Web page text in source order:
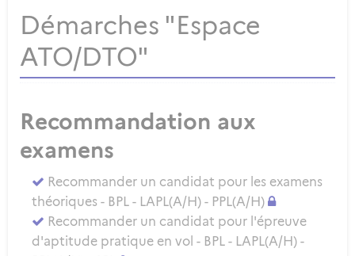
Démarches "Espace
ATO/DTO"
Recommandation aux
examens
Recommander un candidat pour les examens
théoriques - BPL - LAPL(A/H) - PPL(A/H)
Recommander un candidat pour l'épreuve
d'aptitude pratique en vol - BPL - LAPL(A/H) -